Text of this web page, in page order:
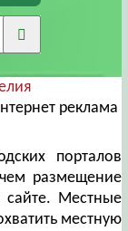
реклама
порталов
размещение
Местные
местную